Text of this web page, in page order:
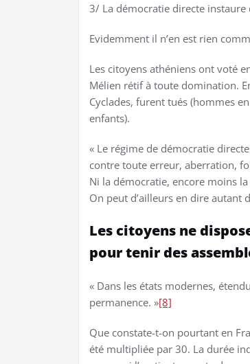
3/ La démocratie directe instaure
Evidemment il n’en est rien
Les citoyens athéniens ont voté
Mélien rétif à toute domination.
Cyclades, furent tués (hommes
enfants).
« Le régime de démocratie
contre toute erreur, aberration,
Ni la démocratie, encore moins
On peut d’ailleurs en dire autant
Les citoyens ne
pour tenir des
« Dans les états modernes,
permanence. »[8]
Que constate-t-on pourtant en
été multipliée par 30. La durée